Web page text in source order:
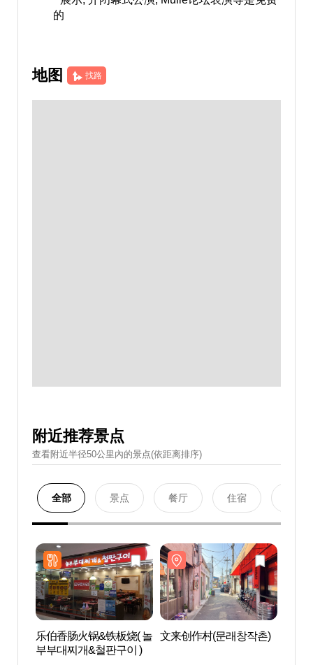
的
地图 找路
附近推荐景点
查看附近半径50公里內的景点(依距离排序)
全部 景点 餐厅 住宿
乐伯香肠火锅&铁板烧( 놀
부부대찌개&철판구이 )
文来创作村(문래창작촌)